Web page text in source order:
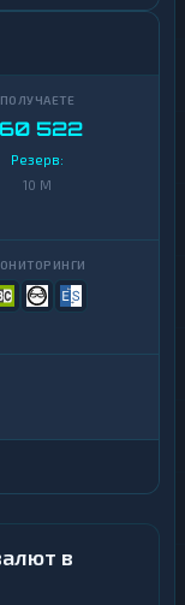
522
Резерв:
10 M
в